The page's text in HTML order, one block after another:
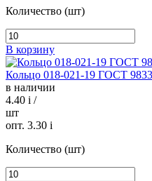
Количество (шт)
В корзину
Кольцо 018-021-19 ГОСТ
в наличии
4.40 i /
шт
опт. 3.30 i
Количество (шт)